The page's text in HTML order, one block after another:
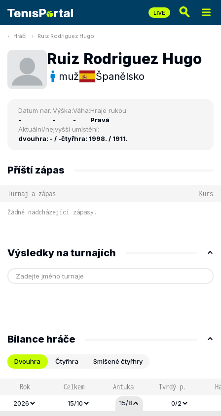
Hráči Ruiz Rodriguez Hugo
Ruiz Rodriguez Hugo
muž Španělsko
Datum nar.:
-
Výška:
-
Váha:
-
Hraje rukou:
Pravá
Aktuální/nejvyšší umístění:
dvouhra: - / -čtyřhra: 1998. / 1911.
Příští zápas
Turnaj a zápas Kurs
Žádné nadcházející zápasy.
Výsledky na turnajích
Bilance hráče
Dvouhra Čtyřhra Smíšené čtyřhry
Rok Celkem Antuka Tvrdý p.
2026 15/10 15/8 0/2